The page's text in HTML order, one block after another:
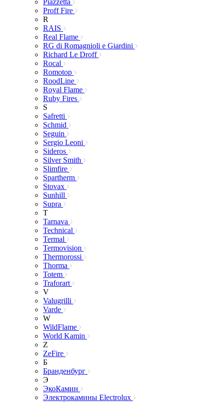
Proff Fire
R
RAIS
Real Flame
RG di Romagnioli e Giardini
Richard Le Droff
Rocal
Romotop
RoodLine
Royal Flame
Ruby Fires
S
Safretti
Schmid
Seguin
Sergio Leoni
Sideros
Silver Smith
Slimfire
Spartherm
Stovax
Sunhill
Supra
T
Tarnava
Technical
Termal
Termovision
Thermorossi
Thorma
Totem
Traforart
V
Valugrilli
Varde
W
WildFlame
World Kamin
Z
ZeFire
Б
Бранденбург
Э
ЭкоКамин
Электрокамины Electrolux